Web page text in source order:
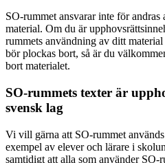
SO-rummet ansvarar inte för
material. Om du är
rummets användning av ditt
bör plockas bort, så är du
bort materialet.
SO-rummets texter är
svensk lag
Vi vill gärna att SO-rummet
exempel av elever och lärare i
samtidigt att alla som använder SO-